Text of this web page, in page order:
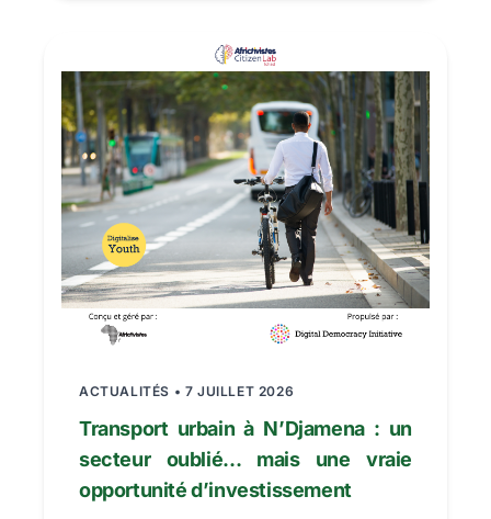
ACTUALITÉS • 7 JUILLET 2026
Transport urbain à N’Djamena : un
secteur oublié… mais une vraie
opportunité d’investissement